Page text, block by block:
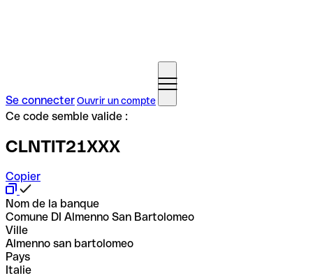
Se connecterOuvrir un compte
Ce code semble valide :
CLNTIT21XXX
Copier
Nom de la banque
Comune DI Almenno San Bartolomeo
Ville
Almenno san bartolomeo
Pays
Italie